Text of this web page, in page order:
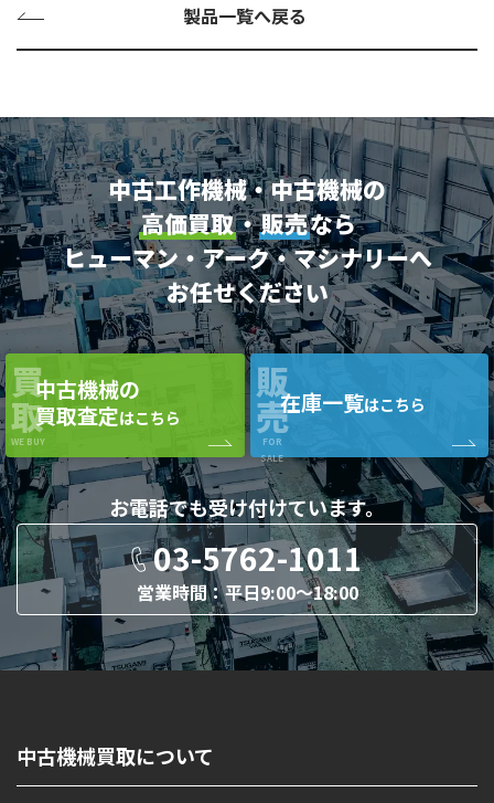
製品一覧へ戻る
中古工作機械・中古機械の
高価買取・販売なら
ヒューマン・アーク・マシナリーへ
お任せください
買
取
WE BUY
中古機械の
買取査定はこちら
販
売
FOR
SALE
在庫一覧はこちら
お電話でも受け付けています。
03-5762-1011
営業時間：平日9:00〜18:00
中古機械買取について